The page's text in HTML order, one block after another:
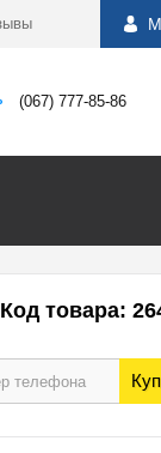
(067) 777-85-86
Код товара: